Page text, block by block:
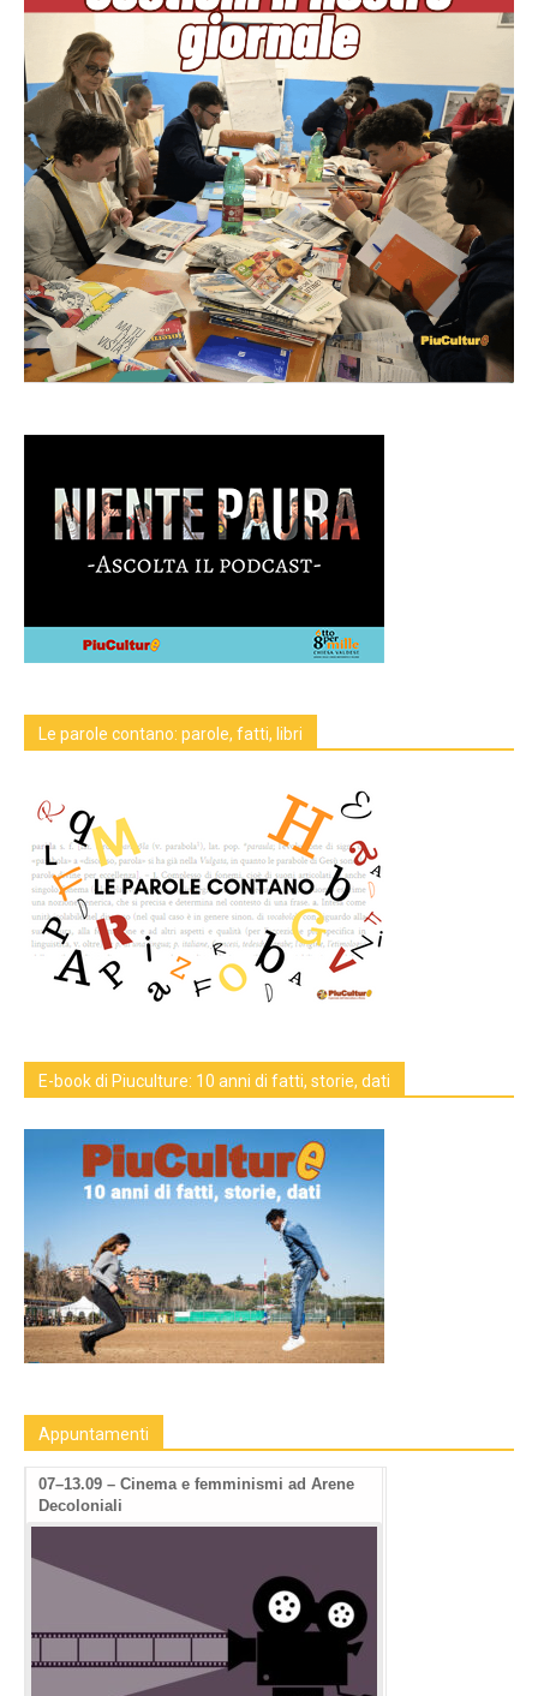
Le parole contano: parole, fatti, libri
E-book di Piuculture: 10 anni di fatti, storie, dati
Appuntamenti
07–13.09 – Cinema e femminismi ad Arene
Decoloniali